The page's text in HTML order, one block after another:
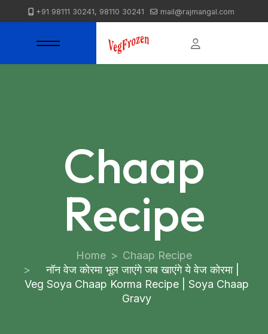
+91 98111 30241, 98110 30241 mail@rajmangal.com
Chaap
Recipe
Home
Chaap Recipe
नॉन वेज कोरमा भूल जाएंगे जब खाएंगे ये वेज कोरमा |
Veg Soya Chaap Korma Recipe | Soya Chaap
Gravy